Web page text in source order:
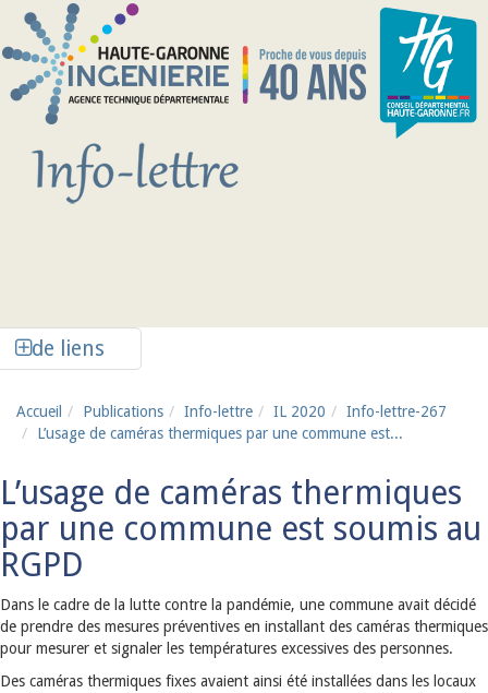
Aller au contenu principal
de liens
Accueil Publications Info-lettre IL 2020
Info-lettre-267
L’usage de caméras thermiques par une commune est...
L’usage de caméras thermiques
par une commune est soumis au
RGPD
Dans le cadre de la lutte contre la pandémie, une commune avait décidé
de prendre des mesures préventives en installant des caméras thermiques
pour mesurer et signaler les températures excessives des personnes.
Des caméras thermiques fixes avaient ainsi été installées dans les locaux